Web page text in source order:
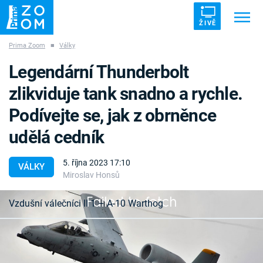
ŽIVĚ
ZÁHADY VETŘELCI DÁVNOVĚKU
Témata
Témata
Pořady
TV Program
Prima Zoom ■ Války
VÁLKY
5. října 2023 17:10
Miroslav Honsů
Legendární Thunderbolt
zlikviduje tank snadno a rychle.
Podívejte se, jak z obrněnce
udělá cedník
Failed to fetch
Vzdušní válečníci II 1 – A-10 Warthog
S nadzvukovými stíhačkami se A-10 Thunderbolt